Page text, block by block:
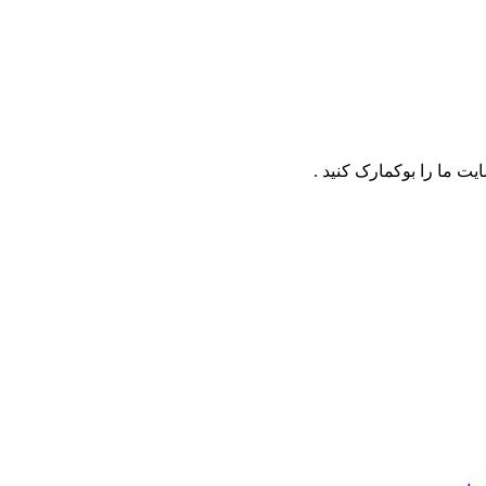
ما را بوکمارک کنید .